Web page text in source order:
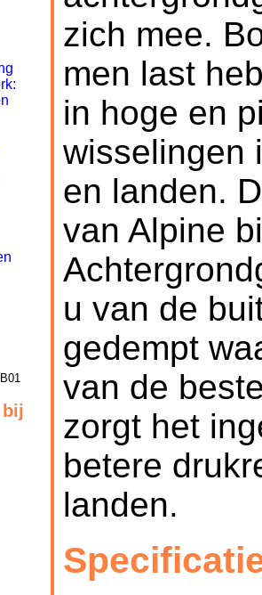
zich mee.
men last
in hoge en
wisselingen
en landen.
van Alpine
u van de
gedempt
van de
zorgt het
betere
landen.